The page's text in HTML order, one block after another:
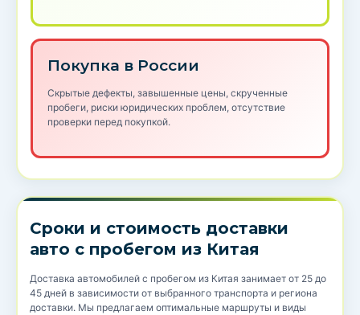
Покупка в России
Скрытые дефекты, завышенные цены, скрученные
пробеги, риски юридических проблем, отсутствие
проверки перед покупкой.
Сроки и стоимость доставки
авто с пробегом из Китая
Доставка автомобилей с пробегом из Китая занимает от 25 до
45 дней в зависимости от выбранного транспорта и региона
доставки. Мы предлагаем оптимальные маршруты и виды